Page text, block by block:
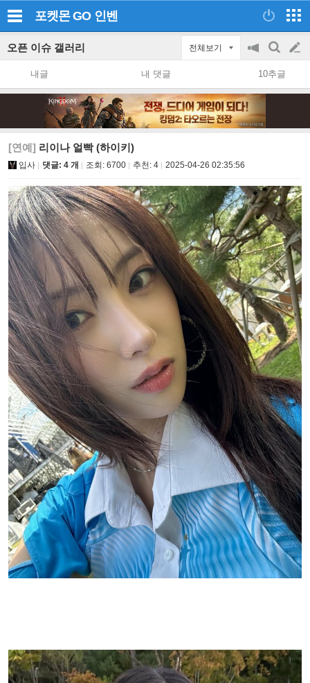
포켓몬 GO 인벤
오픈 이슈 갤러리 전체보기
공
지
on/off
검
색
글
쓰
내글 내 댓글 10추글
[연예] 리이나 얼빡 (하이키)
입사 댓글: 4 개 조회: 6700 추천: 4 2025-04-26 02:35:56